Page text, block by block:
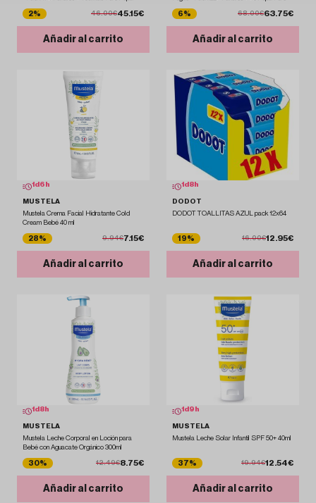
2% 46.00€45.15€
Añadir al carrito
6% 68.00€63.75€
Añadir al carrito
1 d 6 h
MUSTELA
Mustela Crema Facial Hidratante Cold
Cream Bebé 40 ml
28% 9.94€7.15€
Añadir al carrito
1 d 8 h
DODOT
DODOT TOALLITAS AZUL pack 12x64
19% 16.00€12.95€
Añadir al carrito
1 d 8 h
MUSTELA
Mustela Leche Corporal en Loción para
Bebé con Aguacate Orgánico 300ml
30% 12.49€8.75€
Añadir al carrito
1 d 9 h
MUSTELA
Mustela Leche Solar Infantil SPF 50+ 40ml
37% 19.94€12.54€
Añadir al carrito